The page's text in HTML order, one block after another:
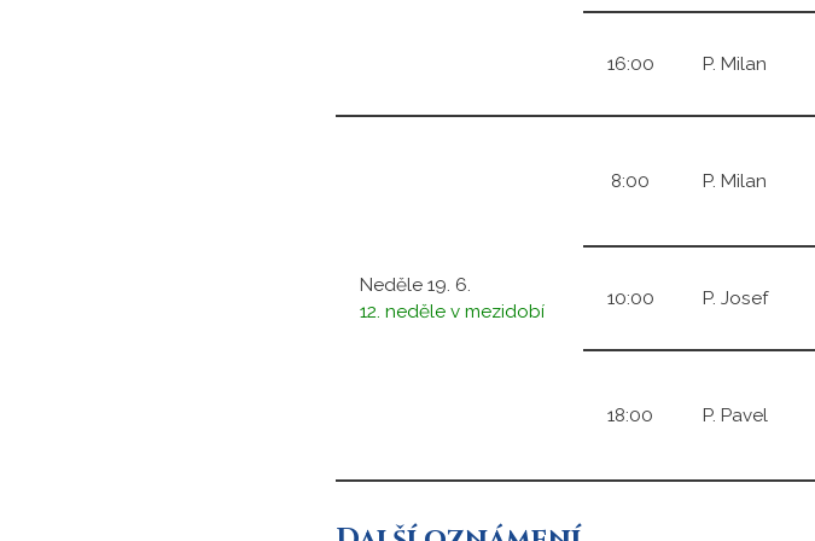
16:00 P. Milan
Neděle 19. 6.
12. neděle v mezidobí
8:00 P. Milan
10:00 P. Josef
18:00 P. Pavel